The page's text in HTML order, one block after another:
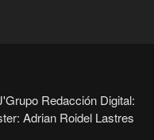
Redacción Digital:
Adrian Roidel Lastres